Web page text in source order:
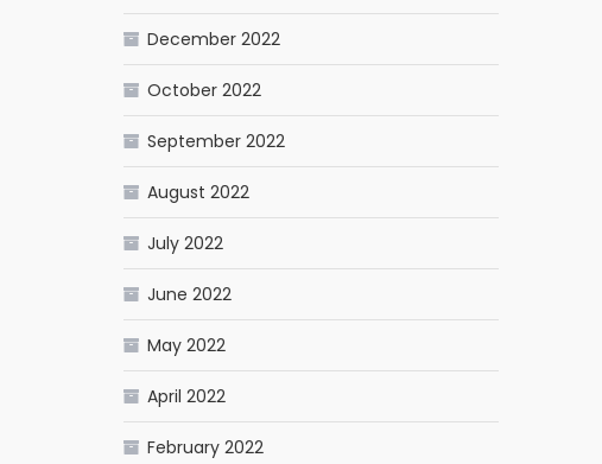
December 2022
October 2022
September 2022
August 2022
July 2022
June 2022
May 2022
April 2022
February 2022